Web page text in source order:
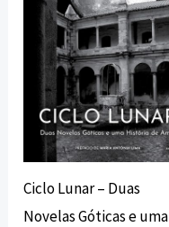
Ciclo Lunar – Duas
Novelas Góticas e uma